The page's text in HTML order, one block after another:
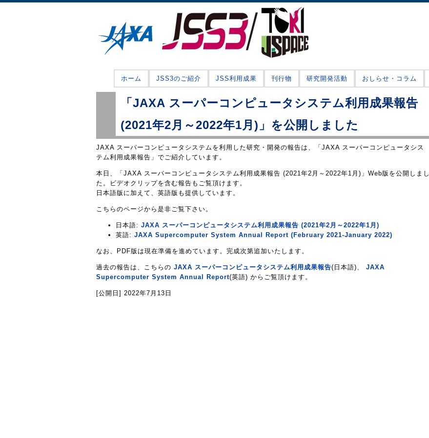
ホーム JSS3のご紹介 JSS利用成果 刊行物 研究開発活動 おしらせ・コラム
「JAXA スーパーコンピュータシステム利用成果報告
(2021年2月～2022年1月)」を公開しました
JAXA スーパーコンピュータシステムを利用した研究・開発の報告は、「JAXA スーパーコンピュータシス
テム利用成果報告」でご紹介しています。
本日、「JAXA スーパーコンピュータシステム利用成果報告 (2021年2月～2022年1月)」Web版を公開しまし
た。ビデオクリップを含む報告もご覧頂けます。
日本語版に加えて、英語版も提供しています。
こちらのページから是非ご覧下さい。
日本語: JAXA スーパーコンピュータシステム利用成果報告 (2021年2月～2022年1月)
英語: JAXA Supercomputer System Annual Report (February 2021-January 2022)
なお、PDF版は現在準備を進めています。完成次第追加いたします。
過去の報告は、こちらの JAXA スーパーコンピュータシステム利用成果報告(日本語)、 JAXA
Supercomputer System Annual Report(英語) からご覧頂けます。
[公開日] 2022年7月13日